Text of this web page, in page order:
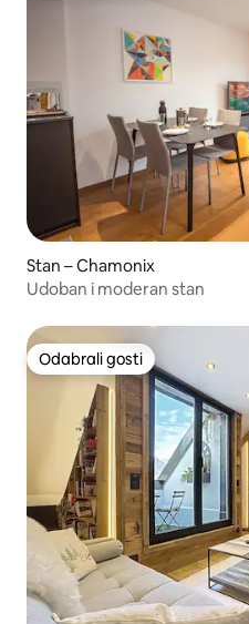
Stan – Chamonix
Udoban i moderan stan
Odabrali gosti
Odabrali gosti